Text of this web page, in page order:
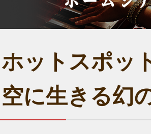
ホットスポッ
空に生きる幻